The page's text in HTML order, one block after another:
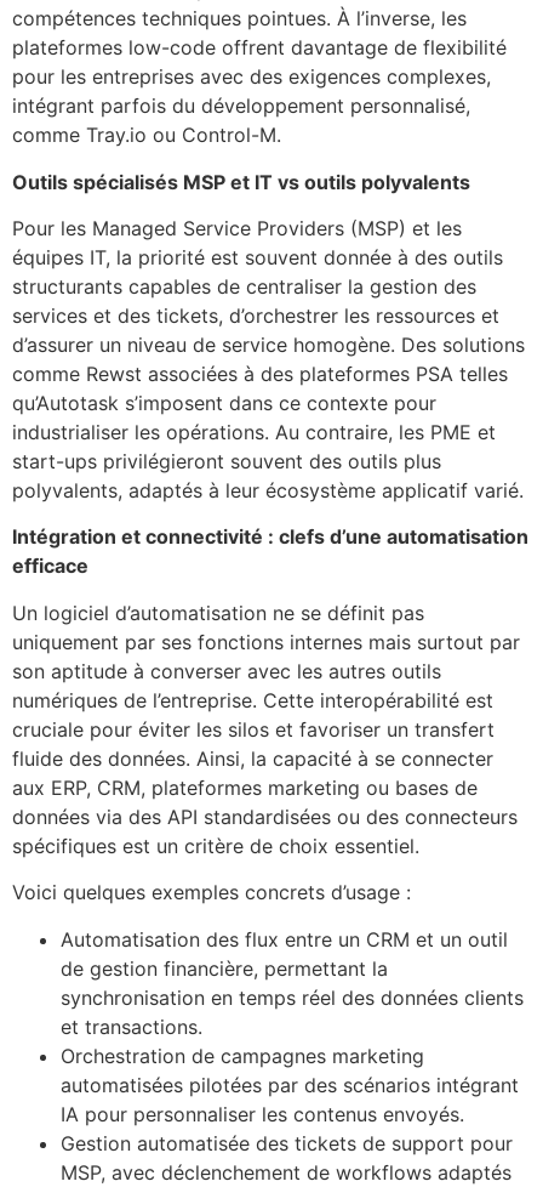
compétences techniques pointues. À l’inverse, les
plateformes low-code offrent davantage de flexibilité
pour les entreprises avec des exigences complexes,
intégrant parfois du développement personnalisé,
comme Tray.io ou Control-M.
Outils spécialisés MSP et IT vs outils polyvalents
Pour les Managed Service Providers (MSP) et les
équipes IT, la priorité est souvent donnée à des outils
structurants capables de centraliser la gestion des
services et des tickets, d’orchestrer les ressources et
d’assurer un niveau de service homogène. Des solutions
comme Rewst associées à des plateformes PSA telles
qu’Autotask s’imposent dans ce contexte pour
industrialiser les opérations. Au contraire, les PME et
start-ups privilégieront souvent des outils plus
polyvalents, adaptés à leur écosystème applicatif varié.
Intégration et connectivité : clefs d’une automatisation
efficace
Un logiciel d’automatisation ne se définit pas
uniquement par ses fonctions internes mais surtout par
son aptitude à converser avec les autres outils
numériques de l’entreprise. Cette interopérabilité est
cruciale pour éviter les silos et favoriser un transfert
fluide des données. Ainsi, la capacité à se connecter
aux ERP, CRM, plateformes marketing ou bases de
données via des API standardisées ou des connecteurs
spécifiques est un critère de choix essentiel.
Voici quelques exemples concrets d’usage :
Automatisation des flux entre un CRM et un outil
de gestion financière, permettant la
synchronisation en temps réel des données clients
et transactions.
Orchestration de campagnes marketing
automatisées pilotées par des scénarios intégrant
IA pour personnaliser les contenus envoyés.
Gestion automatisée des tickets de support pour
MSP, avec déclenchement de workflows adaptés